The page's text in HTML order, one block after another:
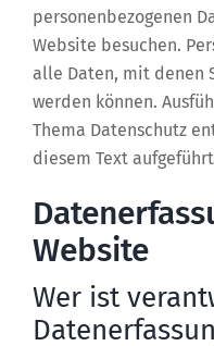
personenbezogenen
Website besuchen.
alle Daten, mit denen
werden können.
Thema Datenschutz
diesem Text
Website
Wer ist